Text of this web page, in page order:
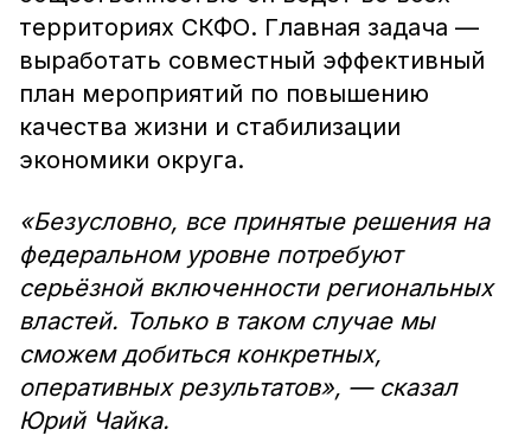
территориях СКФО. Главная задача —
выработать совместный эффективный
план мероприятий по повышению
качества жизни и стабилизации
экономики округа.
«Безусловно, все принятые решения на
федеральном уровне потребуют
серьёзной включенности региональных
властей. Только в таком случае мы
сможем добиться конкретных,
оперативных результатов», — сказал
Юрий Чайка.